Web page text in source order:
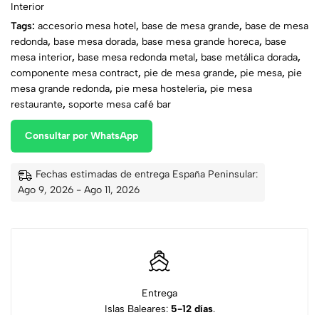
Interior
Tags: accesorio mesa hotel, base de mesa grande, base de mesa
redonda, base mesa dorada, base mesa grande horeca, base
mesa interior, base mesa redonda metal, base metálica dorada,
componente mesa contract, pie de mesa grande, pie mesa, pie
mesa grande redonda, pie mesa hostelería, pie mesa
restaurante, soporte mesa café bar
Consultar por WhatsApp
Fechas estimadas de entrega España Peninsular:
Ago 9, 2026 - Ago 11, 2026
Entrega
Islas Baleares: 5-12 días.